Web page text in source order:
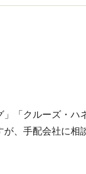
」「クルーズ・
が、手配会社に相